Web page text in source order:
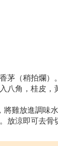
茅（稍拍爛）
八角，桂皮，
將雞放進調味
放涼即可去骨